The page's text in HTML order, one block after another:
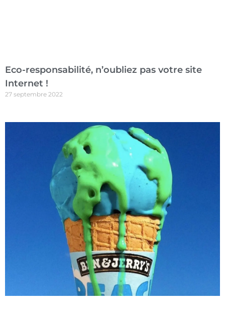
Eco-responsabilité, n’oubliez pas votre site
Internet !
27 septembre 2022